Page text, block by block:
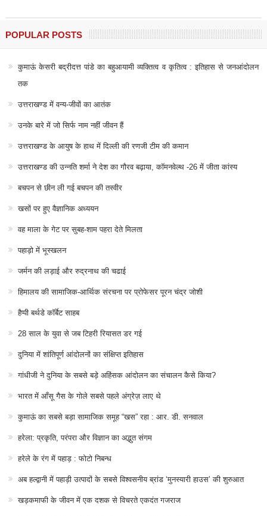
POPULAR POSTS
कुमाऊं केसरी बद्रीदत्त पांडे का बहुआयामी व्यक्तित्व व कृतित्व : इतिहास से जनआंदोलन
तक
उत्तराखण्ड में वन्य-जीवों का आतंक
उनके बारे में जो सिर्फ नाम नहीं जीवन हैं
उत्तराखण्ड के आयुष के हाथ में दिल्ली की रणजी टीम की कमान
उत्तराखण्ड की उन्नति शर्मा ने देश का गौरव बढ़ाया, कॉमनवेल्थ -26 में जीता कांस्य
बचपन से छीन ली गई बचपन की तस्वीर
खसों पर हुए वैज्ञानिक अध्ययन
वह माला के गेट पर सुबह-शाम पहरा देते मिलता
पहाड़ो में भूस्खलन
जर्मन की लड़ाई और रुद्रनाथ की चढाई
हिमालय की सामाजिक-आर्थिक संरचना पर प्रोफेसर पूरन चंद्र जोशी
हैप्पी बर्थडे कॉर्बेट साहब
28 साल के युवा से जब टिहरी रियासत डर गई
दुनिया में शांतिपूर्ण आंदोलनों का संक्षिप्त इतिहास
गांधीजी ने दुनिया के सबसे बड़े अहिंसक आंदोलन का संचालन कैसे किया?
भारत में आँसू गैस के गोले सबसे पहले अंग्रेज़ लाए थे
कुमाऊं का सबसे बड़ा सामाजिक समूह “खस” रहा : आर. डी. सनवाल
हरेला: प्रकृति, परंपरा और विज्ञान का अद्भुत संगम
हरेले के रंग में पहाड़ : फोटो निबन्ध
अब हल्द्वानी में पहाड़ी उत्पादों के सबसे विश्वसनीय ब्रांड ‘मुनस्यारी हाउस’ की शुरुआत
खड़कमाफी के जीवन में एक दशक से विचरते एकदंत गजराज